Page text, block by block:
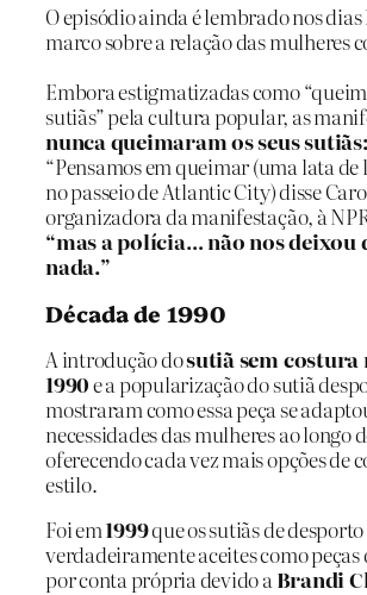
O episódio ainda é lembrado nos dias
marco sobre a relação das mulheres
Embora estigmatizadas como
sutiãs” pela cultura popular, as
nunca queimaram os seus sutiãs:
“Pensamos em queimar (uma lata de
no passeio de Atlantic City) disse
organizadora da manifestação, à
“mas a polícia… não nos deixou
nada.”
Década de 1990
A introdução dosutiã sem costura
1990e a popularização do sutiã
mostraram como essa peça se
necessidades das mulheres ao longo
oferecendo cada vez mais opções de
estilo.
Foi em1999que os sutiãs de
verdadeiramente aceites como
por conta própria devido a Brandi